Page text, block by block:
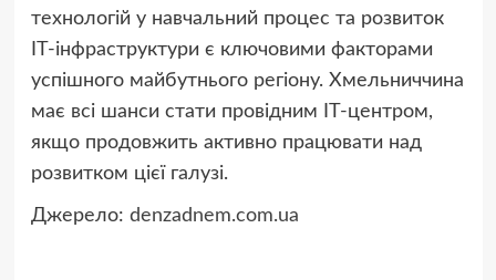
технологій у навчальний процес та розвиток
ІТ-інфраструктури є ключовими факторами
успішного майбутнього регіону. Хмельниччина
має всі шанси стати провідним ІТ-центром,
якщо продовжить активно працювати над
розвитком цієї галузі.
Джерело: denzadnem.com.ua